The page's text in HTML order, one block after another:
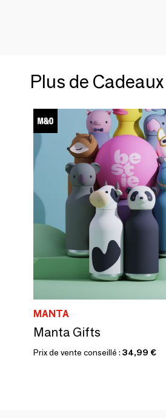
Plus de Cadeaux
MANTA
Manta Gifts
Prix de vente conseillé : 34,99 €